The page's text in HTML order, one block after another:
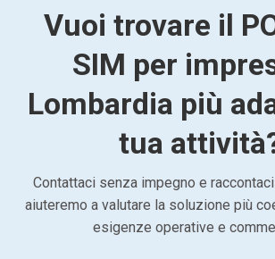
Vuoi trovare il
SIM per
Lombardia più
tua
Contattaci senza impegno e
aiuteremo a valutare la soluzione più
esigenze operative e